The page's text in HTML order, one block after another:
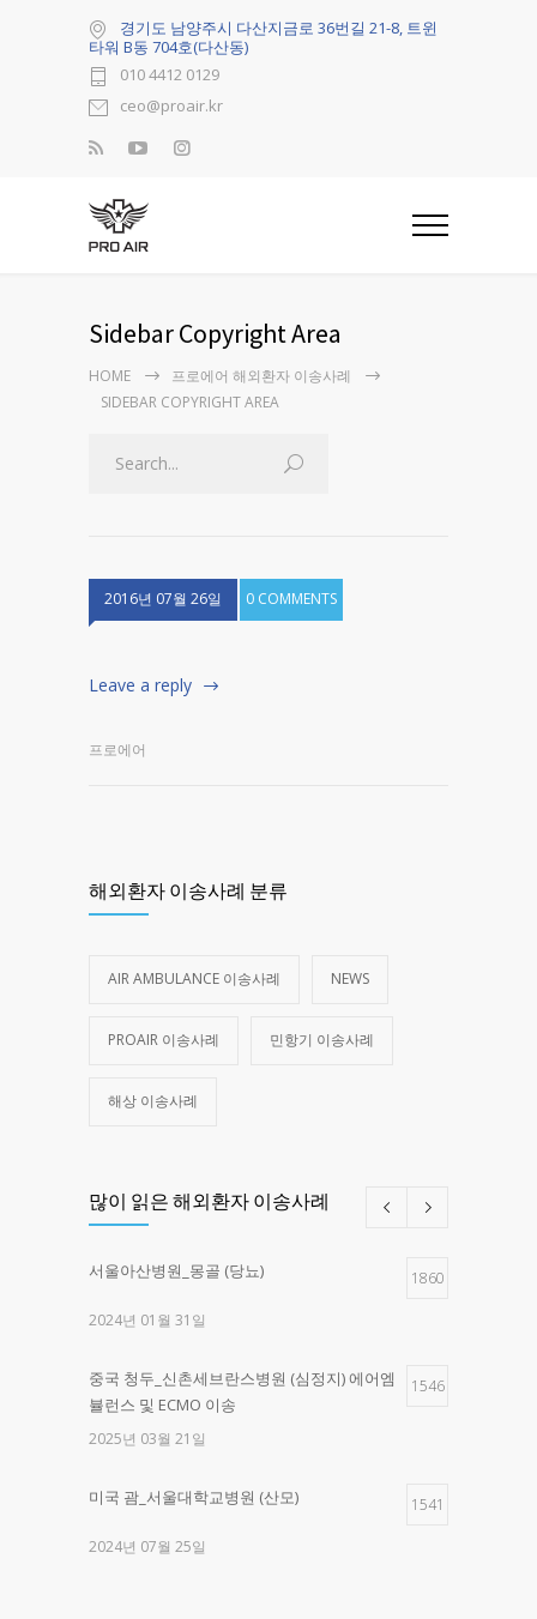
경기도 남양주시 다산지금로 36번길 21-8, 트윈
타워 B동 704호(다산동)
010 4412 0129
ceo@proair.kr
Sidebar Copyright Area
HOME
프로에어 해외환자 이송사례
SIDEBAR COPYRIGHT AREA
2016년 07월 26일 0 COMMENTS
Leave a reply
프로에어
해외환자 이송사례 분류
AIR AMBULANCE 이송사례 NEWS
PROAIR 이송사례 민항기 이송사례
해상 이송사례
많이 읽은 해외환자 이송사례
서울아산병원_몽골 (당뇨) 1860
2024년 01월 31일
중국 청두_신촌세브란스병원 (심정지) 에어엠
뷸런스 및 ECMO 이송
1546
2025년 03월 21일
미국 괌_서울대학교병원 (산모) 1541
2024년 07월 25일